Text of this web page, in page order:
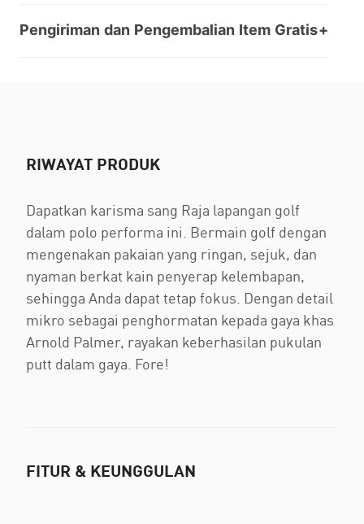
Pengiriman dan Pengembalian Item Gratis
RIWAYAT PRODUK
Dapatkan karisma sang Raja lapangan golf
dalam polo performa ini. Bermain golf dengan
mengenakan pakaian yang ringan, sejuk, dan
nyaman berkat kain penyerap kelembapan,
sehingga Anda dapat tetap fokus. Dengan detail
mikro sebagai penghormatan kepada gaya khas
Arnold Palmer, rayakan keberhasilan pukulan
putt dalam gaya. Fore!
FITUR & KEUNGGULAN